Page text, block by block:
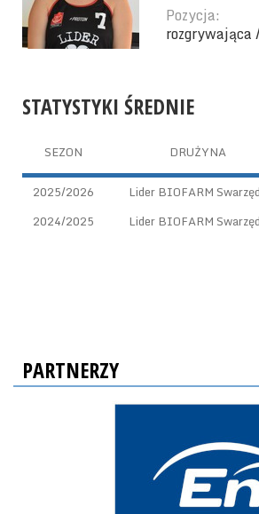
Pozycja:
rozgrywająca
STATYSTYKI ŚREDNIE
SEZON DRUŻYNA
2025/2026 Lider BIOFARM
2024/2025
Lider BIOFARM
PARTNERZY